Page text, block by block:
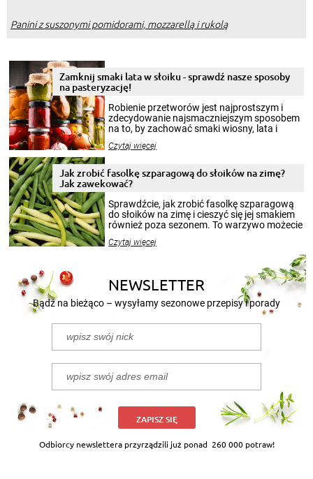
Panini z suszonymi pomidorami, mozzarellą i rukolą
Zamknij smaki lata w słoiku - sprawdź nasze sposoby
na pasteryzację!
Robienie przetworów jest najprostszym i
zdecydowanie najsmaczniejszym sposobem
na to, by zachować smaki wiosny, lata i
krajobrazów, by cieszyć nimi oko w sezonie
pełni poczuć atmosferę cieplejszych
miesięcy. Przygotowanie słoików ze
patenty, które pozwolą zachować świeżość
przetworów.
Czytaj więcej
Jak zrobić fasolkę szparagową do słoików na zimę?
Jak zawekować?
Sprawdźcie, jak zrobić fasolkę szparagową
do słoików na zimę i cieszyć się jej smakiem
również poza sezonem. To warzywo możecie
nasze propozycje!
Czytaj więcej
NEWSLETTER
Bądź na bieżąco – wysyłamy sezonowe przepisy i porady
ZAPISZ SIĘ
Odbiorcy newslettera przyrządzili już ponad 260 000 potraw!